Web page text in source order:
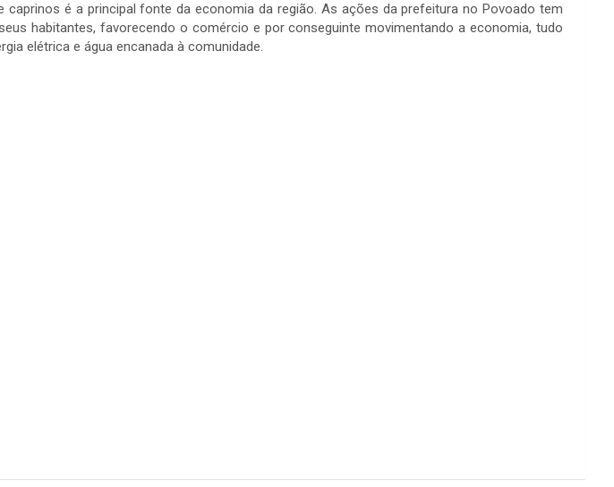
é a principal fonte da economia da região. As ações da prefeitura no Povoado tem
habitantes, favorecendo o comércio e por conseguinte movimentando a economia, tudo
elétrica e água encanada à comunidade.